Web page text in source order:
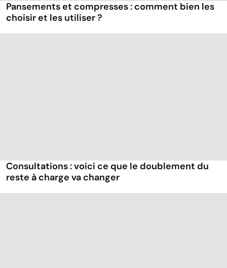
Pansements et compresses : comment bien les
choisir et les utiliser ?
Consultations : voici ce que le doublement du
reste à charge va changer